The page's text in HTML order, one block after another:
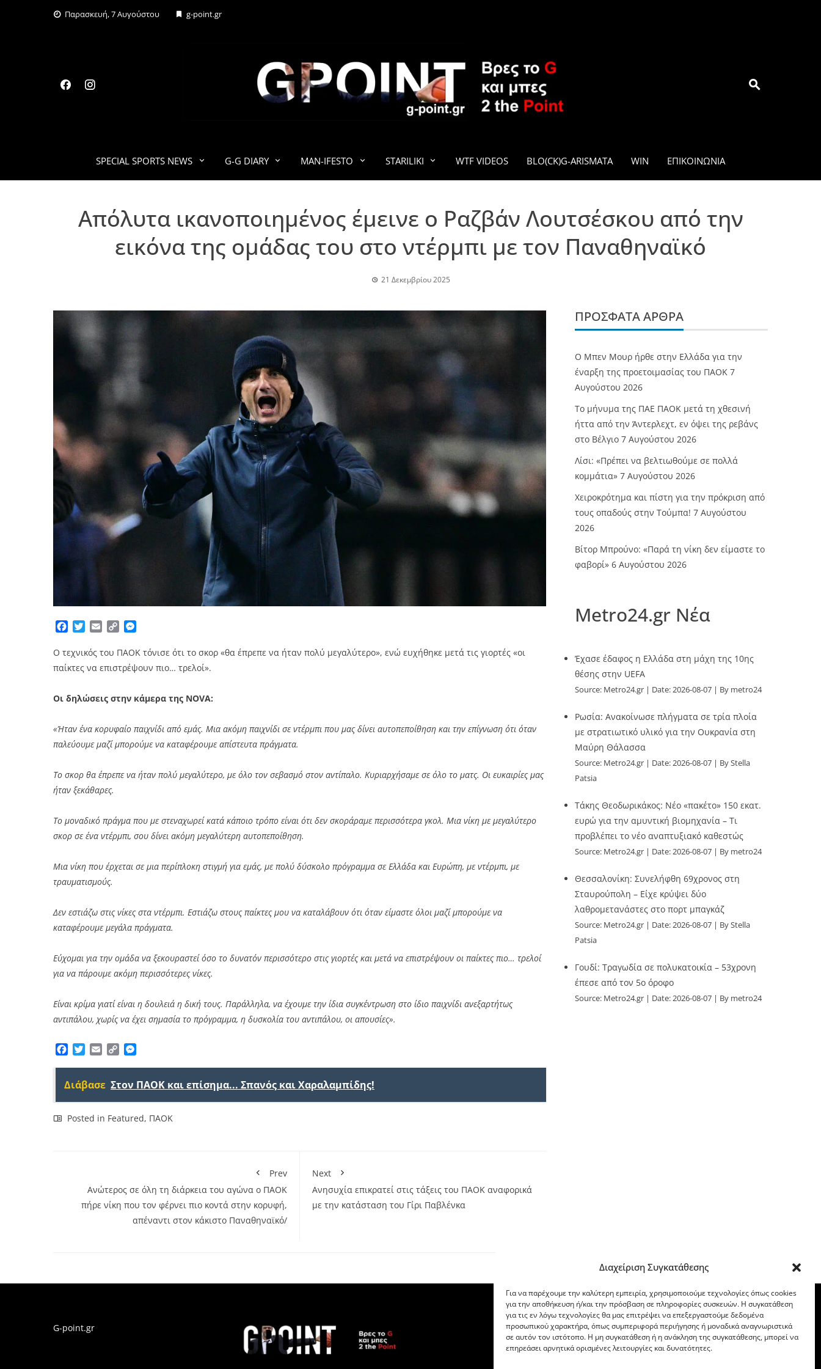
Διαχείριση Συγκατάθεσης
Για να παρέχουμε την καλύτερη εμπειρία, χρησιμοποιούμε τεχνολογίες όπως cookies
για την αποθήκευση ή/και την πρόσβαση σε πληροφορίες συσκευών. Η συγκατάθεση
για τις εν λόγω τεχνολογίες θα μας επιτρέψει να επεξεργαστούμε δεδομένα
προσωπικού χαρακτήρα, όπως συμπεριφορά περιήγησης ή μοναδικά αναγνωριστικά
σε αυτόν τον ιστότοπο. Η μη συγκατάθεση ή η ανάκληση της συγκατάθεσης, μπορεί να
επηρεάσει αρνητικά ορισμένες λειτουργίες και δυνατότητες.
Παρασκευή, 7 Αυγούστου g-point.gr
G-POINT.GR
SPECIAL SPORTS NEWS G-G DIARY MAN-IFESTO STARILIKI WTF VIDEOS BLO(CK)G-ARISMATA WIN ΕΠΙΚΟΙΝΩΝΊΑ
Απόλυτα ικανοποιημένος έμεινε ο Ραζβάν Λουτσέσκου από την
εικόνα της ομάδας του στο ντέρμπι με τον Παναθηναϊκό
21 Δεκεμβρίου 2025
Facebook
TwitterEmailCopy
Ο τεχνικός του ΠΑΟΚ τόνισε ότι το σκορ «θα έπρεπε να ήταν πολύ μεγαλύτερο», ενώ ευχήθηκε μετά τις γιορτές «οι
παίκτες να επιστρέψουν πιο… τρελοί».
Οι δηλώσεις στην κάμερα της NOVA:
«Ήταν ένα κορυφαίο παιχνίδι από εμάς. Μια ακόμη παιχνίδι σε ντέρμπι που μας δίνει αυτοπεποίθηση και την επίγνωση ότι όταν
παλεύουμε μαζί μπορούμε να καταφέρουμε απίστευτα πράγματα.
Το σκορ θα έπρεπε να ήταν πολύ μεγαλύτερο, με όλο τον σεβασμό στον αντίπαλο. Κυριαρχήσαμε σε όλο το ματς. Οι ευκαιρίες μας
ήταν ξεκάθαρες.
Το μοναδικό πράγμα που με στεναχωρεί κατά κάποιο τρόπο είναι ότι δεν σκοράραμε περισσότερα γκολ. Μια νίκη με μεγαλύτερο
σκορ σε ένα ντέρμπι, σου δίνει ακόμη μεγαλύτερη αυτοπεποίθηση.
Μια νίκη που έρχεται σε μια περίπλοκη στιγμή για εμάς, με πολύ δύσκολο πρόγραμμα σε Ελλάδα και Ευρώπη, με ντέρμπι, με
τραυματισμούς.
Δεν εστιάζω στις νίκες στα ντέρμπι. Εστιάζω στους παίκτες μου να καταλάβουν ότι όταν είμαστε όλοι μαζί μπορούμε να
καταφέρουμε μεγάλα πράγματα.
Εύχομαι για την ομάδα να ξεκουραστεί όσο το δυνατόν περισσότερο στις γιορτές και μετά να επιστρέψουν οι παίκτες πιο… τρελοί
για να πάρουμε ακόμη περισσότερες νίκες.
Είναι κρίμα γιατί είναι η δουλειά η δική τους. Παράλληλα, να έχουμε την ίδια συγκέντρωση στο ίδιο παιχνίδι ανεξαρτήτως
αντιπάλου, χωρίς να έχει σημασία το πρόγραμμα, η δυσκολία του αντιπάλου, οι απουσίες».
Facebook
TwitterEmailCopy
Διάβασε Στον ΠΑΟΚ και επίσημα... Σπανός και Χαραλαμπίδης!
Posted in Featured, ΠΑΟΚ
Prev
Ανώτερος σε όλη τη διάρκεια του αγώνα ο ΠΑΟΚ
πήρε νίκη που τον φέρνει πιο κοντά στην κορυφή,
απέναντι στον κάκιστο Παναθηναϊκό/
Next
Ανησυχία επικρατεί στις τάξεις του ΠΑΟΚ αναφορικά
με την κατάσταση του Γίρι Παβλένκα
ΠΡΌΣΦΑΤΑ ΆΡΘΡΑ
O Mπεν Μουρ ήρθε στην Ελλάδα για την
έναρξη της προετοιμασίας του ΠΑΟΚ 7
Αυγούστου 2026
Το μήνυμα της ΠΑΕ ΠΑΟΚ μετά τη χθεσινή
ήττα από την Άντερλεχτ, εν όψει της ρεβάνς
στο Βέλγιο 7 Αυγούστου 2026
Λίσι: «Πρέπει να βελτιωθούμε σε πολλά
κομμάτια» 7 Αυγούστου 2026
Χειροκρότημα και πίστη για την πρόκριση από
τους οπαδούς στην Τούμπα! 7 Αυγούστου
2026
Βίτορ Μπρούνο: «Παρά τη νίκη δεν είμαστε το
φαβορί» 6 Αυγούστου 2026
Metro24.gr Νέα
Έχασε έδαφος η Ελλάδα στη μάχη της 10ης
θέσης στην UEFA
Source: Metro24.gr Date: 2026-08-07 By metro24
Ρωσία: Ανακοίνωσε πλήγματα σε τρία πλοία
με στρατιωτικό υλικό για την Ουκρανία στη
Μαύρη Θάλασσα
Source: Metro24.gr Date: 2026-08-07
By Stella
Patsia
Τάκης Θεοδωρικάκος: Νέο «πακέτο» 150 εκατ.
ευρώ για την αμυντική βιομηχανία – Τι
προβλέπει το νέο αναπτυξιακό καθεστώς
Source: Metro24.gr Date: 2026-08-07 By metro24
Θεσσαλονίκη: Συνελήφθη 69χρονος στη
Σταυρούπολη – Είχε κρύψει δύο
λαθρομετανάστες στο πορτ μπαγκάζ
Source: Metro24.gr Date: 2026-08-07
By Stella
Patsia
Γουδί: Τραγωδία σε πολυκατοικία – 53χρονη
έπεσε από τον 5ο όροφο
Source: Metro24.gr Date: 2026-08-07 By metro24
G-point.gr